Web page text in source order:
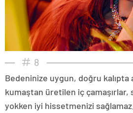
8
Bedeninize uygun, doğru kalıpta
kumaştan üretilen iç çamaşırlar,
yokken iyi hissetmenizi sağlamaz.